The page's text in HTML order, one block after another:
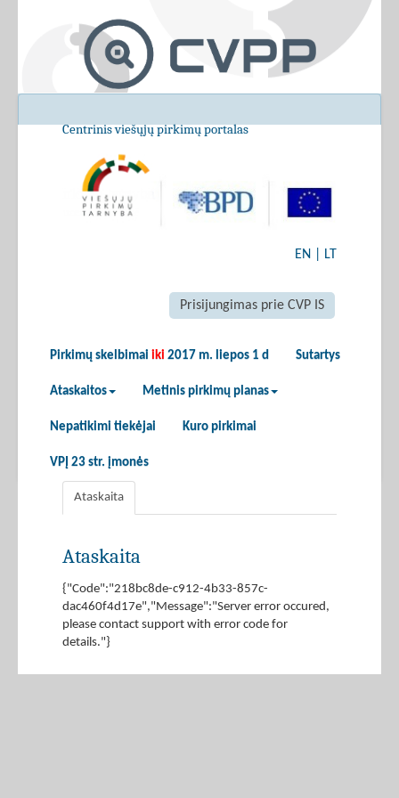
Centrinis viešųjų pirkimų portalas
EN LT
Prisijungimas prie CVP IS
Pirkimų skelbimai iki 2017 m. liepos 1 d Sutartys
Ataskaitos Metinis pirkimų planas
Nepatikimi tiekėjai Kuro pirkimai
VPĮ 23 str. įmonės
Ataskaita
Ataskaita
{"Code":"218bc8de-c912-4b33-857c-
dac460f4d17e","Message":"Server error occured,
please contact support with error code for
details."}